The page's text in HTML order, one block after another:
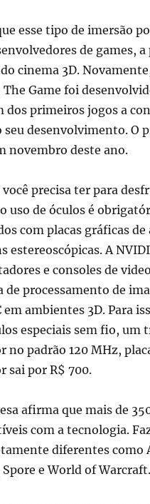
esse tipo de imersão
de games,
cinema 3D.
Game foi
dos primeiros jogos a
seu desenvolvimento. O
novembro deste ano.
você precisa ter para
uso de óculos é
com placas gráficas
estereoscópicas. A
e consoles de
de processamento de
em ambientes 3D. Para
especiais sem fio,
no padrão 120 MHz,
sai por R$ 700.
afirma que mais de
com a tecnologia.
diferentes como
Spore e World of Warcraft.